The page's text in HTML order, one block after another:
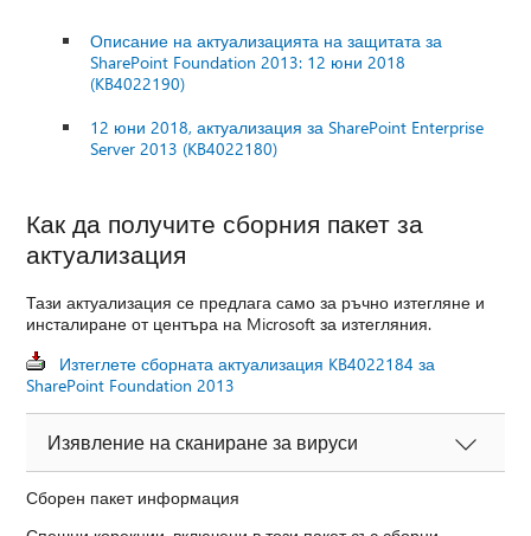
Описание на актуализацията на защитата за
SharePoint Foundation 2013: 12 юни 2018
(KB4022190)
12 юни 2018, актуализация за SharePoint Enterprise
Server 2013 (KB4022180)
Как да получите сборния пакет за
актуализация
Тази актуализация се предлага само за ръчно изтегляне и
инсталиране от центъра на Microsoft за изтегляния.
Изтеглете сборната актуализация KB4022184 за
SharePoint Foundation 2013
Изявление на сканиране за вируси
Сборен пакет информация